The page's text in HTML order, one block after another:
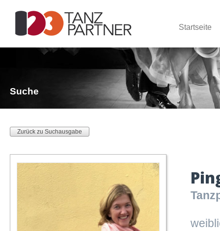
Startseite
Suche
Zurück zu Suchausgabe